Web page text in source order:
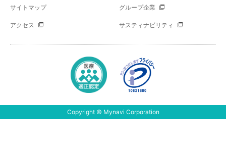
サイトマップ グループ企業
アクセス サスティナビリティ
Copyright © Mynavi Corporation